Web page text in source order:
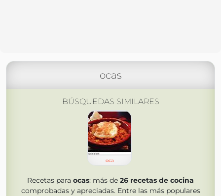
ocas
BÚSQUEDAS SIMILARES
oca
Recetas para ocas: más de 26 recetas de cocina
comprobadas y apreciadas. Entre las más populares